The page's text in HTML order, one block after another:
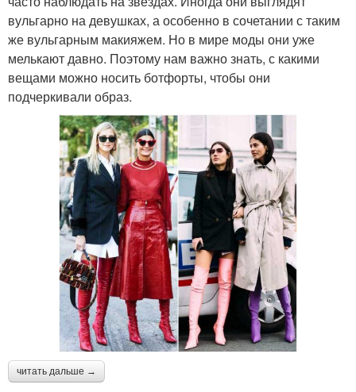
вульгарно на девушках, а особенно в сочетании с таким
же вульгарным макияжем. Но в мире моды они уже
мелькают давно. Поэтому нам важно знать, с какими
вещами можно носить ботфорты, чтобы они
подчеркивали образ.
читать дальше →